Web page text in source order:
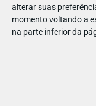
alterar suas
momento voltando a
na parte inferior da